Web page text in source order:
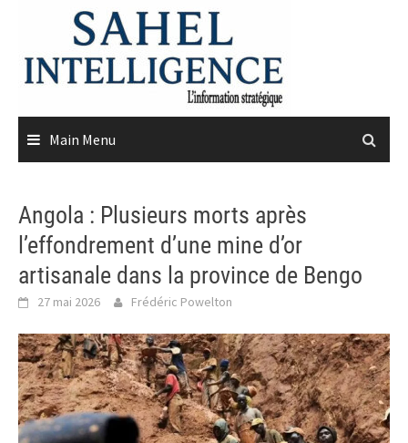
content
Main Menu
Angola : Plusieurs morts après
l’effondrement d’une mine d’or
artisanale dans la province de Bengo
27 mai 2026 Frédéric Powelton